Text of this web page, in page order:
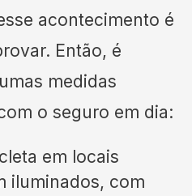
acontecimento é
Então, é
medidas
o seguro em dia:
em locais
iluminados, com